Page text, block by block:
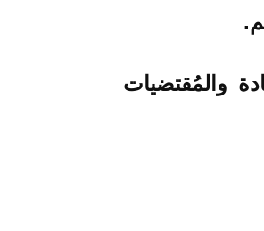
العادة والمُقتضيات